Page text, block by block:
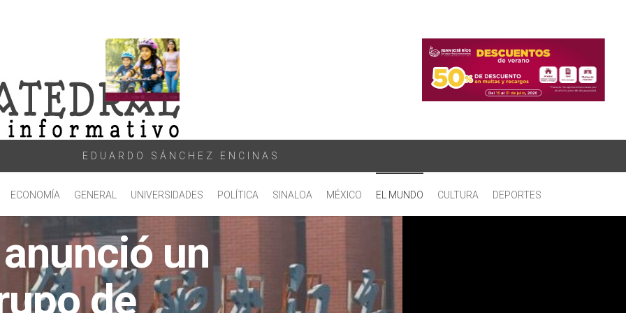
EDUARDO SÁNCHEZ ENCINAS
ECONOMÍA GENERAL UNIVERSIDADES POLÍTICA SINALOA MÉXICO EL MUNDO CULTURA DEPORTES
un
de